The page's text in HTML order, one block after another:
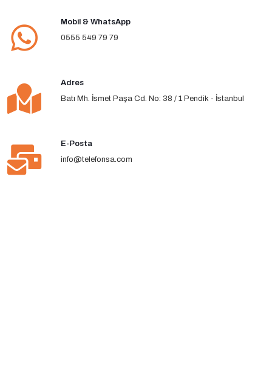
Mobil & WhatsApp
0555 549 79 79
Adres
Batı Mh. İsmet Paşa Cd. No: 38 / 1 Pendik - İstanbul
E-Posta
info@telefonsa.com